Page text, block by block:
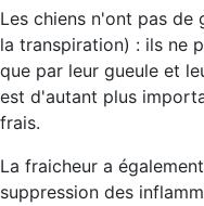
Les chiens n'ont pas de
la transpiration) : ils ne
que par leur gueule et
est d'autant plus
frais.
La fraicheur a
suppression des